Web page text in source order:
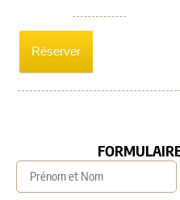
Réserver